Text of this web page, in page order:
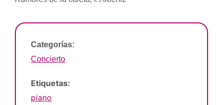
Categorías:
Concierto
Etiquetas:
piano